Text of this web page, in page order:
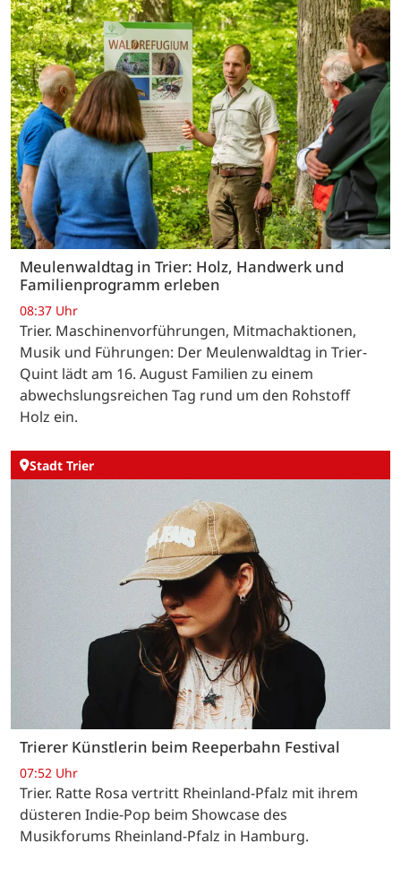
Meulenwaldtag in Trier: Holz, Handwerk und
Familienprogramm erleben
08:37 Uhr
Trier. Maschinenvorführungen, Mitmachaktionen,
Musik und Führungen: Der Meulenwaldtag in Trier-
Quint lädt am 16. August Familien zu einem
abwechslungsreichen Tag rund um den Rohstoff
Holz ein.
Stadt Trier
Trierer Künstlerin beim Reeperbahn Festival
07:52 Uhr
Trier. Ratte Rosa vertritt Rheinland-Pfalz mit ihrem
düsteren Indie-Pop beim Showcase des
Musikforums Rheinland-Pfalz in Hamburg.